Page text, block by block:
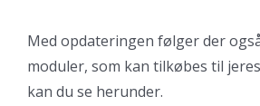
Med opdateringen følger der
moduler, som kan tilkøbes til
kan du se herunder.